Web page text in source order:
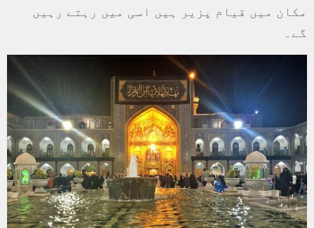
مکان میں قیام پزیر ہیں اسی میں رہتے رہیں
گے۔